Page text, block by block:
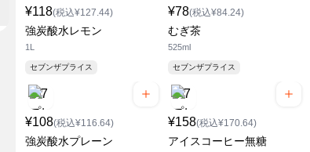
¥118(税込¥127.44)
強炭酸水レモン
1L
セブンザプライス
¥78(税込¥84.24)
むぎ茶
525ml
セブンザプライス
¥108(税込¥116.64)
強炭酸水プレーン
¥158(税込¥170.64)
アイスコーヒー無糖